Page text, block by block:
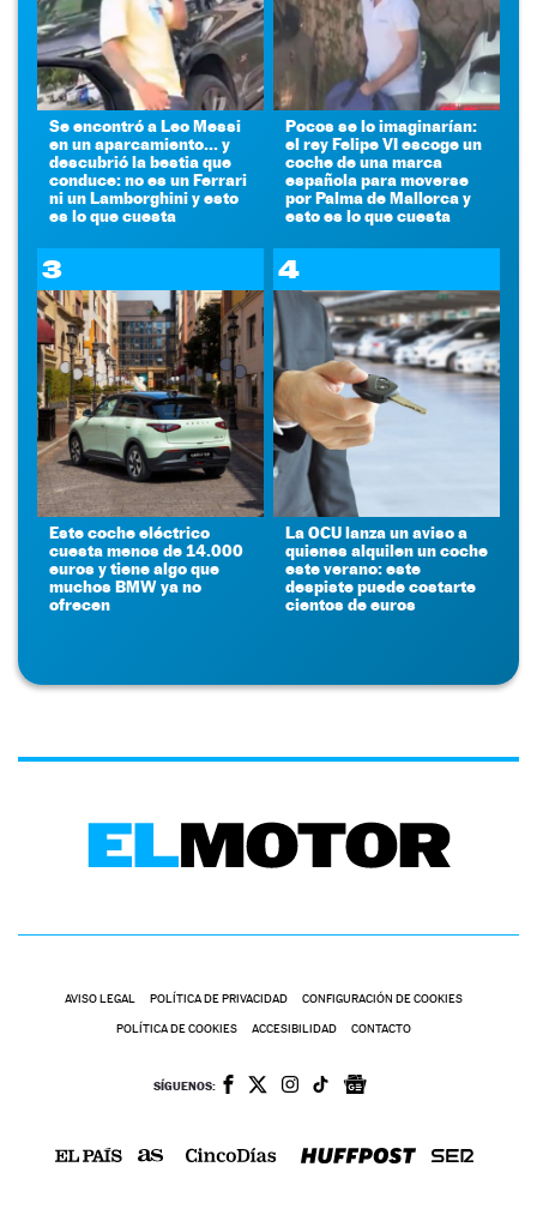
Se encontró a Leo Messi
en un aparcamiento... y
descubrió la bestia que
conduce: no es un Ferrari
ni un Lamborghini y esto
es lo que cuesta
Pocos se lo imaginarían:
el rey Felipe VI escoge un
coche de una marca
española para moverse
por Palma de Mallorca y
esto es lo que cuesta
3
Este coche eléctrico
cuesta menos de 14.000
euros y tiene algo que
muchos BMW ya no
ofrecen
4
La OCU lanza un aviso a
quienes alquilen un coche
este verano: este
despiste puede costarte
cientos de euros
AVISO LEGAL POLÍTICA DE PRIVACIDAD CONFIGURACIÓN DE COOKIES
POLÍTICA DE COOKIES ACCESIBILIDAD CONTACTO
SÍGUENOS: